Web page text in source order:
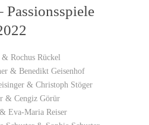
Passionsspiele
Rochus Rückel
& Benedikt Geisenhof
& Christoph Stöger
& Cengiz Görür
Eva-Maria Reiser